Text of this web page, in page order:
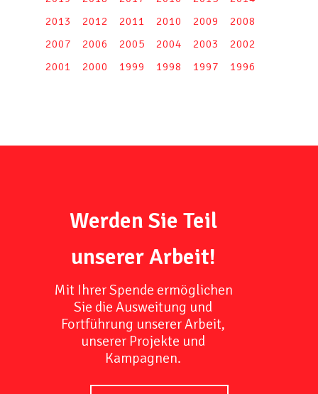
2013
2012 2011 2010 2009
2008
2007
2006 2005 2004 2003
2002
2001
2000 1999 1998 1997 1996
Werden Sie Teil
unserer Arbeit!
Mit Ihrer Spende ermöglichen
Sie die Ausweitung und
Fortführung unserer Arbeit,
unserer Projekte und
Kampagnen.